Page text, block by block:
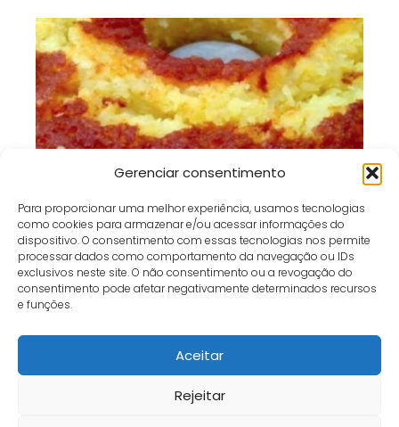
Gerenciar consentimento
Para proporcionar uma melhor experiência, usamos tecnologias
como cookies para armazenar e/ou acessar informações do
dispositivo. O consentimento com essas tecnologias nos permite
processar dados como comportamento da navegação ou IDs
exclusivos neste site. O não consentimento ou a revogação do
consentimento pode afetar negativamente determinados recursos
e funções.
Aceitar
Rejeitar
Bolo Monte-Cristo de 3 Minutos:
para Qualquer Hora
Café e Gol
Política de Privacidade
Sobre
Fale Conosco